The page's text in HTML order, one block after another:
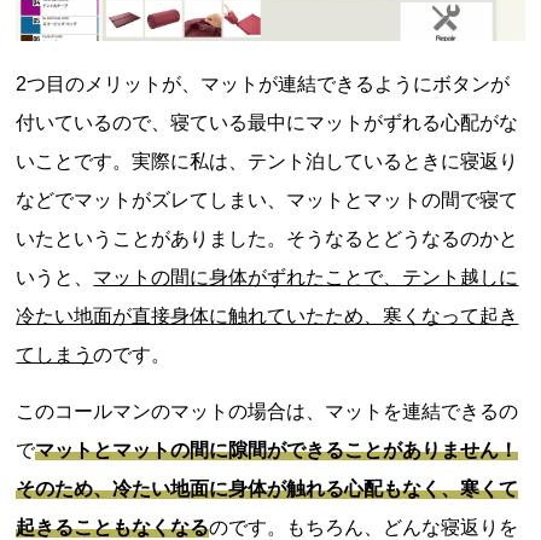
2つ目のメリットが、マットが連結できるようにボタンが
付いているので、寝ている最中にマットがずれる心配がな
いことです。実際に私は、テント泊しているときに寝返り
などでマットがズレてしまい、マットとマットの間で寝て
いたということがありました。そうなるとどうなるのかと
いうと、 マットの間に身体がずれたことで、テント越しに
冷たい地面が直接身体に触れていたため、寒くなって起き
てしまうのです。
このコールマンのマットの場合は、マットを連結できるの
でマットとマットの間に隙間ができることがありません！
そのため、冷たい地面に身体が触れる心配もなく、寒くて
起きることもなくなるのです。もちろん、どんな寝返りを